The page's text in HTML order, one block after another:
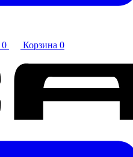
0 Корзина 0